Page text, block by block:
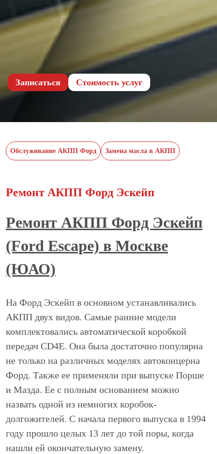
Записаться Cтоимость услуг
Обслуживание АКПП Форд Замена масла в АКПП
Ремонт АКПП Форд Эскейп
Ремонт АКПП Форд Эскейп
(Ford Escape) в Москве
(ЮАО)
На Форд Эскейп в основном устанавливались
АКПП двух видов. Самые ранние модели
комплектовались автоматической коробкой
передач CD4E. Она была достаточно популярна
не только на различных моделях автоконцерна
Форд. Также ее применяли при выпуске Порше
и Мазда. Ее с полным основанием можно
назвать одной из немногих коробок-
долгожителей. С начала первого выпуска в 1994
году прошло целых 13 лет до той поры, когда
нашли ей окончательную замену.